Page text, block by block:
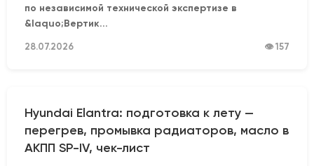
по независимой технической экспертизе в
&laquo;Вертик...
28.07.2026 👁 157
Hyundai Elantra: подготовка к лету —
перегрев, промывка радиаторов, масло в
АКПП SP-IV, чек-лист